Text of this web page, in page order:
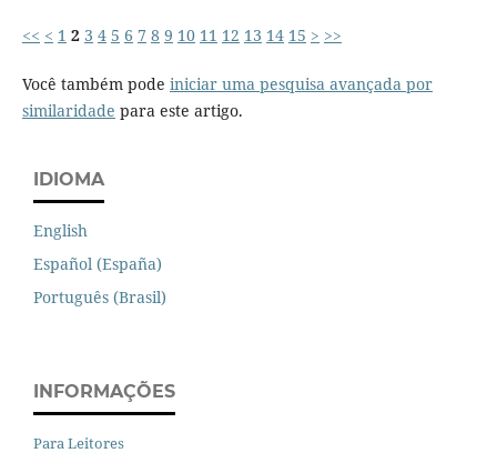
<< < 1 2 3 4 5 6 7 8 9 10 11 12 13 14 15 > >>
Você também pode iniciar uma pesquisa avançada por
similaridade para este artigo.
IDIOMA
English
Español (España)
Português (Brasil)
INFORMAÇÕES
Para Leitores